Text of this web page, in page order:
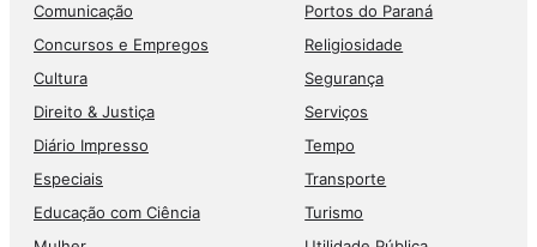
Comunicação
Concursos e Empregos
Cultura
Direito & Justiça
Diário Impresso
Especiais
Educação com Ciência
Portos do Paraná
Religiosidade
Segurança
Serviços
Tempo
Transporte
Turismo